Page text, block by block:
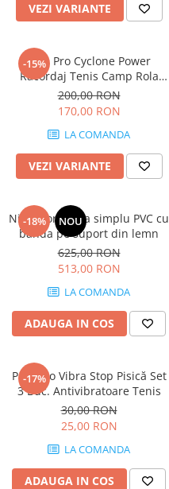
VEZI VARIANTE
-15%
Pros Pro Cyclone Power
Racordaj Tenis Camp Rola
200m
200,00 RON
170,00 RON
LA COMANDA
VEZI VARIANTE
-18% NOU
Nivelator zgura simplu PVC cu
banda pe suport din lemn
625,00 RON
513,00 RON
LA COMANDA
ADAUGA IN COS
-17%
Pros Pro Vibra Stop Pisică Set
3 Buc. Antivibratoare Tenis
30,00 RON
25,00 RON
LA COMANDA
ADAUGA IN COS